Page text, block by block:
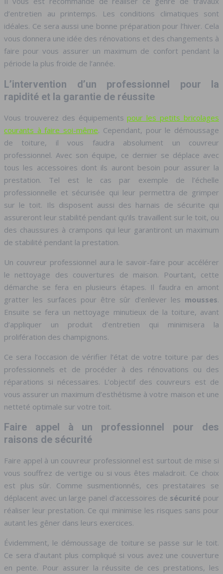
d’entretien au printemps. Les conditions climatiques sont
idéales. Ce sera aussi une bonne préparation pour l’hiver. Cela
vous donnera une idée des rénovations et des changements à
faire pour vous assurer un maximum de confort pendant la
période la plus froide de l’année.
L’intervention d’un professionnel pour la
rapidité et la garantie de réussite
Vous trouverez des équipementspour les petits bricolages
courants à faire soi-même. Cependant, pour le démoussage
de toiture, il vous faudra absolument un couvreur
professionnel. Avec son équipe, ce dernier se déplace avec
tous les accessoires dont ils auront besoin pour assurer la
prestation. Tel est le cas par exemple de l’échelle
professionnelle et sécurisée qui leur permettra de grimper
sur le toit. Ils disposent aussi des harnais de sécurite qui
assureront leur stabilité pendant qu’ils travaillent sur le toit, ou
des chaussures à crampons qui leur garantiront un maximum
de stabilité pendant la prestation.
Un couvreur professionnel aura le savoir-faire pour accélérer
le nettoyage des couvertures de maison. Pourtant, cette
démarche se fera en plusieurs étapes. Il faudra en amont
gratter les surfaces pour être sûr d’enlever les mousses.
Ensuite se fera un nettoyage minutieux de la toiture, avant
d’appliquer un produit d’entretien qui minimisera la
prolifération des champignons.
Ce sera l’occasion de vérifier l’état de votre toiture par des
professionnels et de procéder à des rénovations ou des
réparations si nécessaires. L’objectif des couvreurs est de
vous assurer un maximum d’esthétisme à votre maison et une
netteté optimale sur votre toit.
Faire appel à un professionnel pour des
raisons de sécurité
Faire appel à un couvreur professionnel est surtout de mise si
vous souffrez de vertige ou si vous êtes maladroit. Ce choix
est plus sûr. Comme susmentionnés, ces prestataires se
déplacent avec un large panel d’accessoires de sécurité pour
réaliser leur prestation. Ce qui minimise les risques sans pour
autant les gêner dans leurs exercices.
Évidemment, le démoussage de toiture se passe sur le toit.
Ce sera d’autant plus compliqué si vous avez une couverture
en pente. Pour assurer la réussite de ces prestations, les